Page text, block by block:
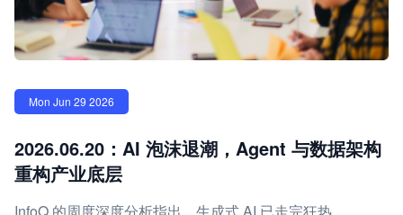
Mon Jun 29 2026
2026.06.20：AI 泡沫退潮，Agent 与数据架构
重构产业底层
InfoQ 的周度深度分析指出，生成式 AI 已走完狂热